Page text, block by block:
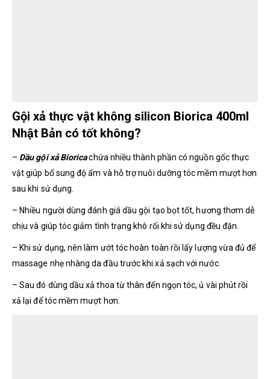
Gội xả thực vật không silicon Biorica 400ml
Nhật Bản có tốt không?
– Dầu gội xả Bioricachứa nhiều thành phần có nguồn gốc thực
vật giúp bổ sung độ ẩm và hỗ trợ nuôi dưỡng tóc mềm mượt hơn
sau khi sử dụng.
– Nhiều người dùng đánh giá dầu gội tạo bọt tốt, hương thơm dễ
chịu và giúp tóc giảm tình trạng khô rối khi sử dụng đều đặn.
– Khi sử dụng, nên làm ướt tóc hoàn toàn rồi lấy lượng vừa đủ để
massage nhẹ nhàng da đầu trước khi xả sạch với nước.
– Sau đó dùng dầu xả thoa từ thân đến ngọn tóc, ủ vài phút rồi
xả lại để tóc mềm mượt hơn.